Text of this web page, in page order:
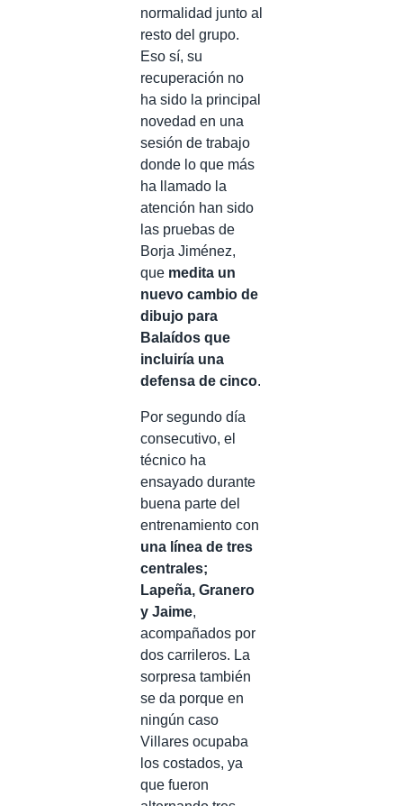
normalidad junto al
resto del grupo.
Eso sí, su
recuperación no
ha sido la principal
novedad en una
sesión de trabajo
donde lo que más
ha llamado la
atención han sido
las pruebas de
Borja Jiménez,
que medita un
nuevo cambio de
dibujo para
Balaídos que
incluiría una
defensa de cinco.
Por segundo día
consecutivo, el
técnico ha
ensayado durante
buena parte del
entrenamiento con
una línea de tres
centrales;
Lapeña, Granero
y Jaime,
acompañados por
dos carrileros. La
sorpresa también
se da porque en
ningún caso
Villares ocupaba
los costados, ya
que fueron